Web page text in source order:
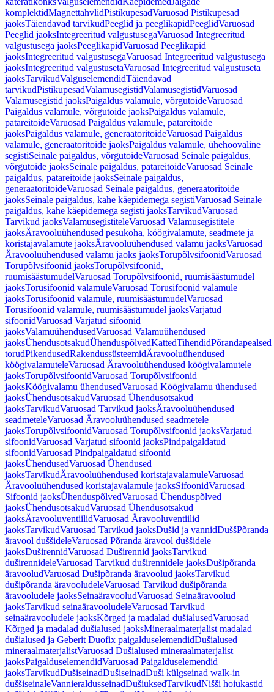
komplektidMagnettahvlidPistikupesadVaruosad Pistikupesad
jaoksTäiendavad tarvikudPeeglid ja peeglikapidPeeglidVaruosad
Peeglid jaoksIntegreeritud valgustusegaVaruosad Integreeritud
valgustusega jaoksPeeglikapidVaruosad Peeglikapid
jaoksIntegreeritud valgustusegaVaruosad Integreeritud valgustusega
jaoksIntegreeritud valgustusetaVaruosad Integreeritud valgustuseta
jaoksTarvikudValguselemendidTäiendavad
tarvikudPistikupesadValamusegistidValamusegistidVaruosad
Valamusegistid jaoksPaigaldus valamule, võrgutoideVaruosad
Paigaldus valamule, võrgutoide jaoksPaigaldus valamule,
patareitoideVaruosad Paigaldus valamule, patareitoide
jaoksPaigaldus valamule, generaatoritoideVaruosad Paigaldus
valamule, generaatoritoide jaoksPaigaldus valamule, ühehoovaline
segistiSeinale paigaldus, võrgutoideVaruosad Seinale paigaldus,
võrgutoide jaoksSeinale paigaldus, patareitoideVaruosad Seinale
paigaldus, patareitoide jaoksSeinale paigaldus,
generaatoritoideVaruosad Seinale paigaldus, generaatoritoide
jaoksSeinale paigaldus, kahe käepidemega segistiVaruosad Seinale
paigaldus, kahe käepidemega segisti jaoksTarvikudVaruosad
Tarvikud jaoksValamusegistiteleVaruosad Valamusegistitele
jaoksÄravooluühendused pesukoha, köögivalamute, seadmete ja
koristajavalamute jaoksÄravooluühendused valamu jaoksVaruosad
Äravooluühendused valamu jaoks jaoksTorupõlvsifoonidVaruosad
Torupõlvsifoonid jaoksTorupõlvsifoonid,
ruumisäästumudelVaruosad Torupõlvsifoonid, ruumisäästumudel
jaoksTorusifoonid valamuleVaruosad Torusifoonid valamule
jaoksTorusifoonid valamule, ruumisäästumudelVaruosad
Torusifoonid valamule, ruumisäästumudel jaoksVarjatud
sifoonidVaruosad Varjatud sifoonid
jaoksValamuühendusedVaruosad Valamuühendused
jaoksÜhendusotsakudÜhenduspõlvedKattedTihendidPõrandapealsed
torudPikendusedRakendussüsteemidÄravooluühendused
köögivalamuteleVaruosad Äravooluühendused köögivalamutele
jaoksTorupõlvsifoonidVaruosad Torupõlvsifoonid
jaoksKöögivalamu ühendusedVaruosad Köögivalamu ühendused
jaoksÜhendusotsakudVaruosad Ühendusotsakud
jaoksTarvikudVaruosad Tarvikud jaoksÄravooluühendused
seadmeteleVaruosad Äravooluühendused seadmetele
jaoksTorupõlvsifoonidVaruosad Torupõlvsifoonid jaoksVarjatud
sifoonidVaruosad Varjatud sifoonid jaoksPindpaigaldatud
sifoonidVaruosad Pindpaigaldatud sifoonid
jaoksÜhendusedVaruosad Ühendused
jaoksTarvikudÄravooluühendused koristajavalamuleVaruosad
Äravooluühendused koristajavalamule jaoksSifoonidVaruosad
Sifoonid jaoksÜhenduspõlvedVaruosad Ühenduspõlved
jaoksÜhendusotsakudVaruosad Ühendusotsakud
jaoksÄravooluventiilidVaruosad Äravooluventiilid
jaoksTarvikudVaruosad Tarvikud jaoksDušid ja vannidDuššPõranda
äravool duššideleVaruosad Põranda äravool duššidele
jaoksDuširennidVaruosad Duširennid jaoksTarvikud
duširennideleVaruosad Tarvikud duširennidele jaoksDušipõranda
äravooludVaruosad Dušipõranda äravoolud jaoksTarvikud
dušipõranda äravooludeleVaruosad Tarvikud dušipõranda
äravooludele jaoksSeinaäravooludVaruosad Seinaäravoolud
jaoksTarvikud seinaäravooludeleVaruosad Tarvikud
seinaäravooludele jaoksKõrged ja madalad dušialusedVaruosad
Kõrged ja madalad dušialused jaoksMineraalmaterjalist madalad
dušialused ja Geberit Duofix paigalduselemendidDušialused
mineraalmaterjalistVaruosad Dušialused mineraalmaterjalist
jaoksPaigalduselemendidVaruosad Paigalduselemendid
jaoksTarvikudDušiseinadDušiseinadDuši külgseinad walk-in
duššiseinaleVannieraldusseinadDušiuksedTarvikudNišši hoiukastid